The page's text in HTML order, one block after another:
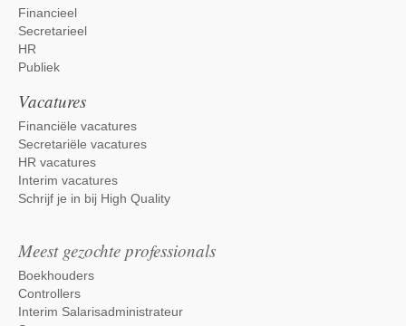
Financieel
Secretarieel
HR
Publiek
Vacatures
Financiële vacatures
Secretariële vacatures
HR vacatures
Interim vacatures
Schrijf je in bij High Quality
Meest gezochte professionals
Boekhouders
Controllers
Interim Salarisadministrateur